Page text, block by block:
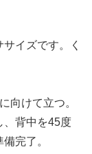
イズです。く
向けて立つ。
、背中を45度
完了。